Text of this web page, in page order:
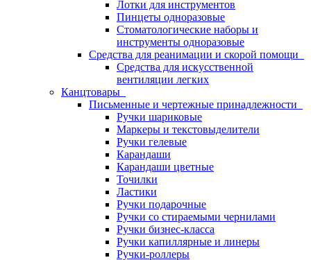
Лотки для инструментов
Пинцеты одноразовые
Стоматологические наборы и
инструменты одноразовые
Средства для реанимации и скорой помощи
Средства для искусственной
вентиляции легких
Канцтовары
Письменные и чертежные принадлежности
Ручки шариковые
Маркеры и текстовыделители
Ручки гелевые
Карандаши
Карандаши цветные
Точилки
Ластики
Ручки подарочные
Ручки со стираемыми чернилами
Ручки бизнес-класса
Ручки капиллярные и линеры
Ручки-роллеры